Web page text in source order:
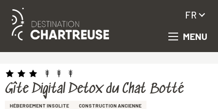
Aller
principal
MENU
FR
Gîte Digital Detox du Chat Botté
HÉBERGEMENT INSOLITE CONSTRUCTION ANCIENNE